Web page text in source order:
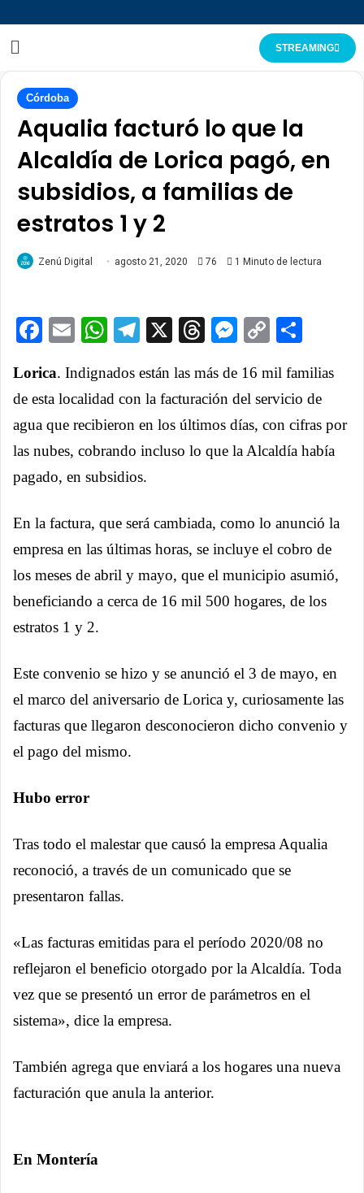
STREAMING
Córdoba
Aqualia facturó lo que la
Alcaldía de Lorica pagó, en
subsidios, a familias de
estratos 1 y 2
Zenú Digital agosto 21, 2020 76 1 Minuto de lectura
Facebook
EmailWhatsApp
Telegram
X ThreadsCopy
Lorica. Indignados están las más de 16 mil familias
de esta localidad con la facturación del servicio de
agua que recibieron en los últimos días, con cifras por
las nubes, cobrando incluso lo que la Alcaldía había
pagado, en subsidios.
En la factura, que será cambiada, como lo anunció la
empresa en las últimas horas, se incluye el cobro de
los meses de abril y mayo, que el municipio asumió,
beneficiando a cerca de 16 mil 500 hogares, de los
estratos 1 y 2.
Este convenio se hizo y se anunció el 3 de mayo, en
el marco del aniversario de Lorica y, curiosamente las
facturas que llegaron desconocieron dicho convenio y
el pago del mismo.
Hubo error
Tras todo el malestar que causó la empresa Aqualia
reconoció, a través de un comunicado que se
presentaron fallas.
«Las facturas emitidas para el período 2020/08 no
reflejaron el beneficio otorgado por la Alcaldía. Toda
vez que se presentó un error de parámetros en el
sistema», dice la empresa.
También agrega que enviará a los hogares una nueva
facturación que anula la anterior.
En Montería